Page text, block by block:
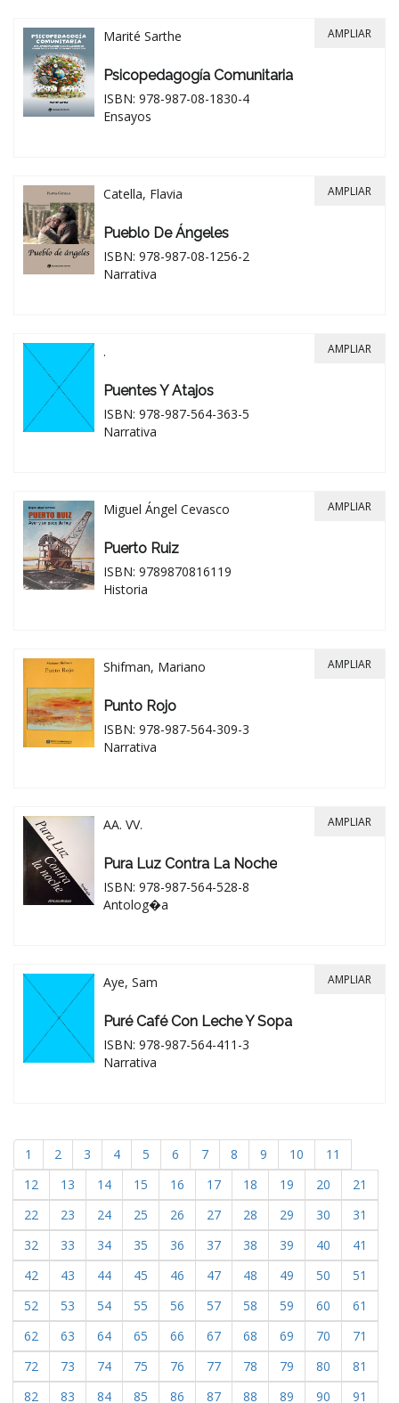
Marité Sarthe
Psicopedagogía Comunitaria
ISBN: 978-987-08-1830-4
Ensayos
AMPLIAR
Catella, Flavia
Pueblo De Ángeles
ISBN: 978-987-08-1256-2
Narrativa
AMPLIAR
.
Puentes Y Atajos
ISBN: 978-987-564-363-5
Narrativa
AMPLIAR
Miguel Ángel Cevasco
Puerto Ruiz
ISBN: 9789870816119
Historia
AMPLIAR
Shifman, Mariano
Punto Rojo
ISBN: 978-987-564-309-3
Narrativa
AMPLIAR
AA. VV.
Pura Luz Contra La Noche
ISBN: 978-987-564-528-8
Antolog�a
AMPLIAR
Aye, Sam
Puré Café Con Leche Y Sopa
ISBN: 978-987-564-411-3
Narrativa
AMPLIAR
1 2 3 4 5 6 7 8 9 10
11
12
13 14 15 16 17 18 19 20
21
22
23 24 25 26 27 28 29 30
31
32
33 34 35 36 37 38 39 40
41
42
43 44 45 46 47 48 49 50
51
52
53 54 55 56 57 58 59 60
61
62
63 64 65 66 67 68 69 70
71
72
73 74 75 76 77 78 79 80
81
82
83 84 85 86 87 88 89 90
91